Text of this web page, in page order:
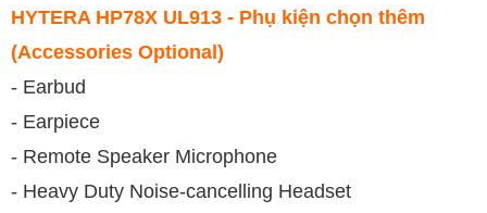
HYTERA HP78X UL913 - Phụ kiện chọn thêm
(Accessories Optional)
- Earbud
- Earpiece
- Remote Speaker Microphone
- Heavy Duty Noise-cancelling Headset